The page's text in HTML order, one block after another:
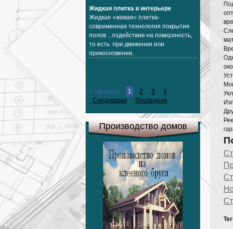
Жидкая плитка в интерьере
Жидкая «живая» плитка-
современная технология покрытия
полов ...оздействии на поверхность,
то есть при движении или
прикосновении.
Страницы: 1 2 3
4
Следующая
Последняя
Производство домов